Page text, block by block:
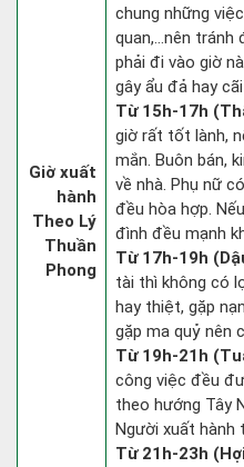
Giờ xuất
hành
Theo Lý
Thuần
Phong
chung những
quan,…nên tránh
phải đi vào giờ
gây ẩu đả hay
Từ 15h-17h
giờ rất tốt lành,
mắn. Buôn bán,
về nhà. Phụ nữ
đều hòa hợp.
đình đều mạnh
Từ 17h-19h
tài thì không có
hay thiệt, gặp
gặp ma quỷ nên
Từ 19h-21h
công việc đều
theo hướng Tây
Người xuất hành
Từ 21h-23h